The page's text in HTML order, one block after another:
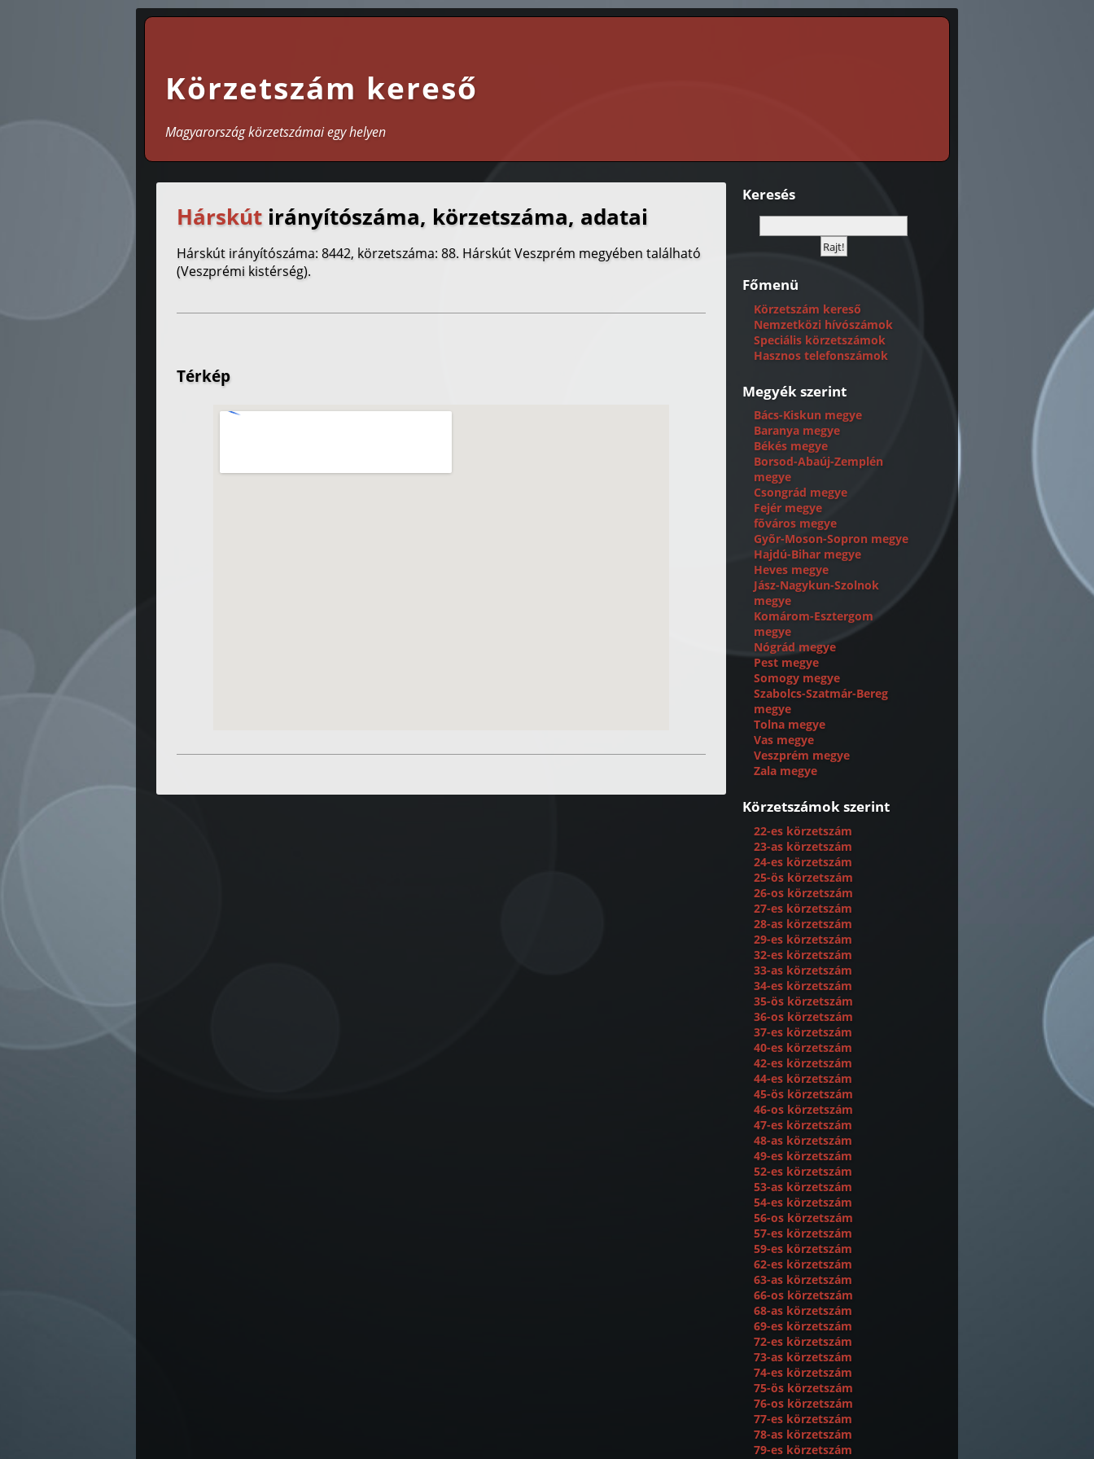
Körzetszám kereső
Magyarország körzetszámai egy helyen
Hárskút irányítószáma, körzetszáma, adatai
Hárskút irányítószáma: 8442, körzetszáma: 88. Hárskút Veszprém megyében található
(Veszprémi kistérség).
Térkép
Keresés
Főmenü
Körzetszám kereső
Nemzetközi hívószámok
Speciális körzetszámok
Hasznos telefonszámok
Megyék szerint
Bács-Kiskun megye
Baranya megye
Békés megye
Borsod-Abaúj-Zemplén
megye
Csongrád megye
Fejér megye
fõváros megye
Gyõr-Moson-Sopron megye
Hajdú-Bihar megye
Heves megye
Jász-Nagykun-Szolnok
megye
Komárom-Esztergom
megye
Nógrád megye
Pest megye
Somogy megye
Szabolcs-Szatmár-Bereg
megye
Tolna megye
Vas megye
Veszprém megye
Zala megye
Körzetszámok szerint
22-es körzetszám
23-as körzetszám
24-es körzetszám
25-ös körzetszám
26-os körzetszám
27-es körzetszám
28-as körzetszám
29-es körzetszám
32-es körzetszám
33-as körzetszám
34-es körzetszám
35-ös körzetszám
36-os körzetszám
37-es körzetszám
40-es körzetszám
42-es körzetszám
44-es körzetszám
45-ös körzetszám
46-os körzetszám
47-es körzetszám
48-as körzetszám
49-es körzetszám
52-es körzetszám
53-as körzetszám
54-es körzetszám
56-os körzetszám
57-es körzetszám
59-es körzetszám
62-es körzetszám
63-as körzetszám
66-os körzetszám
68-as körzetszám
69-es körzetszám
72-es körzetszám
73-as körzetszám
74-es körzetszám
75-ös körzetszám
76-os körzetszám
77-es körzetszám
78-as körzetszám
79-es körzetszám